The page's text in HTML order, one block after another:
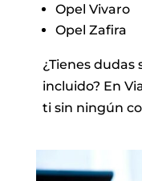
Opel Vivaro
Opel Zafira
¿Tienes dudas
incluido? En
ti sin ningún